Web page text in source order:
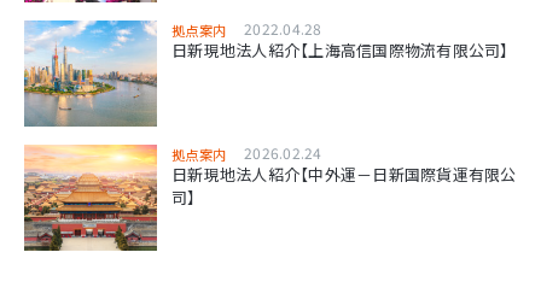
拠点案内 2022.04.28
日新現地法人紹介【上海高信国際物流有限公司】
拠点案内 2026.02.24
日新現地法人紹介【中外運－日新国際貨運有限公
司】